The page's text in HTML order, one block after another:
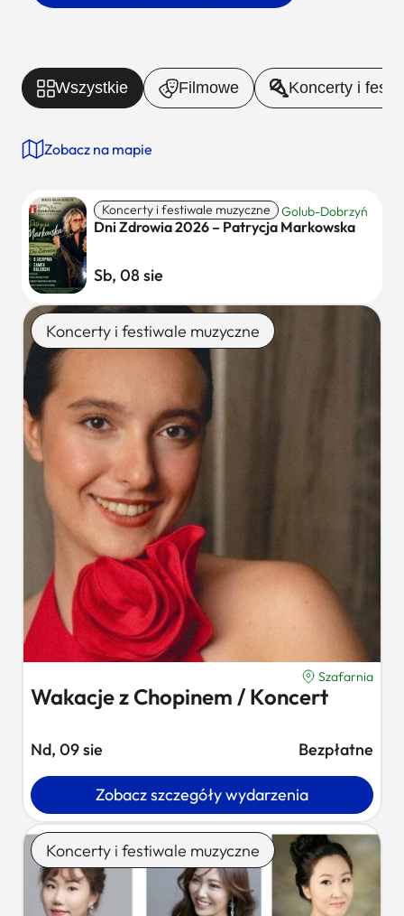
Wszystkie Filmowe Koncerty i
Zobacz na mapie
Koncerty i festiwale muzyczne Golub-Dobrzyń
Dni Zdrowia 2026 – Patrycja Markowska
Sb, 08 sie
Koncerty i festiwale muzyczne
Szafarnia
Wakacje z Chopinem / Koncert
Nd, 09 sie Bezpłatne
Zobacz szczegóły wydarzenia
Koncerty i festiwale muzyczne